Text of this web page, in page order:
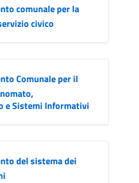
comunale per la
civico
Comunale per il
e Sistemi Informativi
del sistema dei